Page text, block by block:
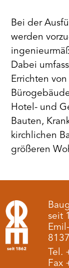
Bei der
werden
Dabei
Errichten
Hotel- und
Bauten,
kirchlichen
größeren
seit
Tel.
Fax